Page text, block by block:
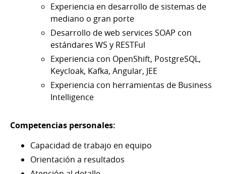
Experiencia en desarrollo de sistemas de
mediano o gran porte
Desarrollo de web services SOAP con
estándares WS y RESTFul
Experiencia con OpenShift, PostgreSQL,
Keycloak, Kafka, Angular, JEE
Experiencia con herramientas de Business
Intelligence
Competencias personales:
Capacidad de trabajo en equipo
Orientación a resultados